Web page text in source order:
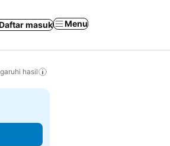
masuk Menu
hasil